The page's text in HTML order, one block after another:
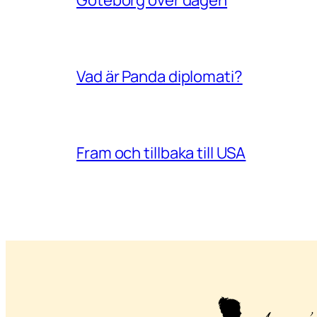
Vad är Panda diplomati?
Fram och tillbaka till USA